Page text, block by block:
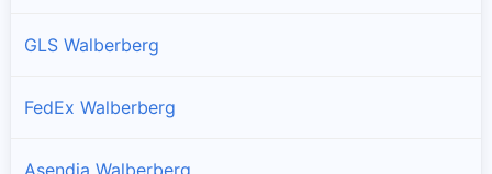
GLS Walberberg
FedEx Walberberg
Asendia Walberberg